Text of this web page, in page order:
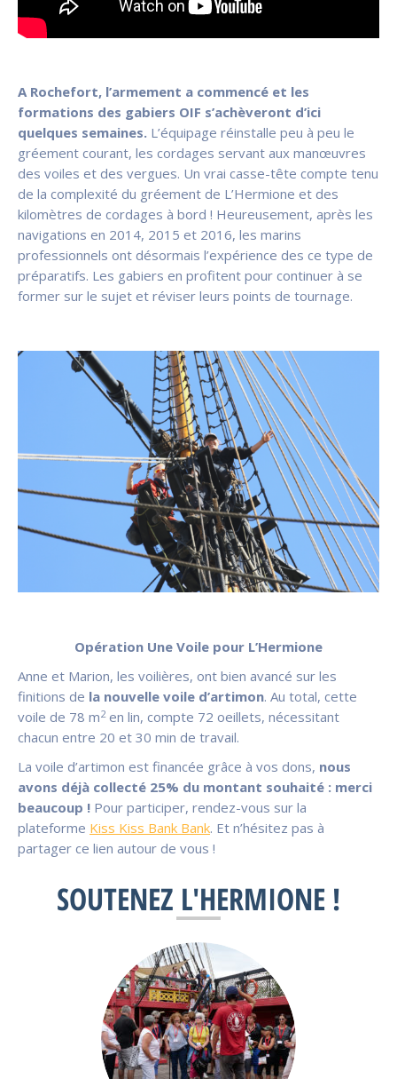
A Rochefort, l’armement a commencé et les
formations des gabiers OIF s’achèveront d’ici
quelques semaines. L’équipage réinstalle peu à peu le
gréement courant, les cordages servant aux manœuvres
des voiles et des vergues. Un vrai casse-tête compte tenu
de la complexité du gréement de L’Hermione et des
kilomètres de cordages à bord ! Heureusement, après les
navigations en 2014, 2015 et 2016, les marins
professionnels ont désormais l’expérience des ce type de
préparatifs. Les gabiers en profitent pour continuer à se
former sur le sujet et réviser leurs points de tournage.
Opération Une Voile pour L’Hermione
Anne et Marion, les voilières, ont bien avancé sur les
finitions de la nouvelle voile d’artimon. Au total, cette
voile de 78 m2en lin, compte 72 oeillets, nécessitant
chacun entre 20 et 30 min de travail.
La voile d’artimon est financée grâce à vos dons, nous
avons déjà collecté 25% du montant souhaité : merci
beaucoup ! Pour participer, rendez-vous sur la
plateforme Kiss Kiss Bank Bank. Et n’hésitez pas à
partager ce lien autour de vous !
SOUTENEZ L'HERMIONE !